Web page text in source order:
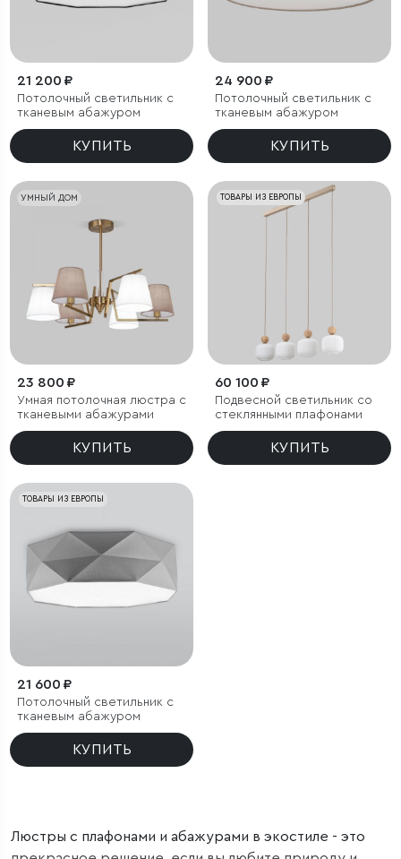
21 200 ₽
Потолочный светильник с
тканевым абажуром
КУПИТЬ
24 900 ₽
Потолочный светильник с
тканевым абажуром
КУПИТЬ
УМНЫЙ ДОМ
23 800 ₽
Умная потолочная люстра с
тканевыми абажурами
КУПИТЬ
ТОВАРЫ ИЗ ЕВРОПЫ
60 100 ₽
Подвесной светильник со
стеклянными плафонами
КУПИТЬ
ТОВАРЫ ИЗ ЕВРОПЫ
21 600 ₽
Потолочный светильник с
тканевым абажуром
КУПИТЬ
Люстры с плафонами и абажурами в экостиле - это